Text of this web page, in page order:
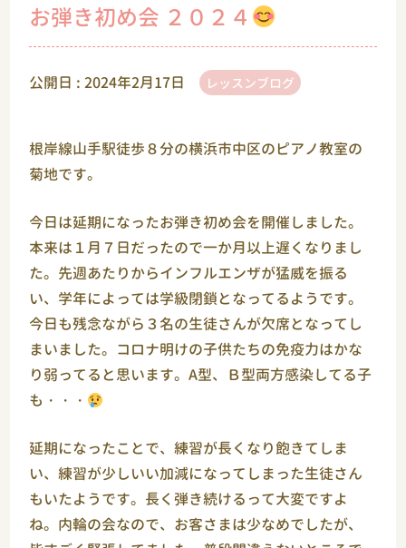
お弾き初め会 ２０２４
公開日 :2024年2月17日 レッスンブログ
根岸線山手駅徒歩８分の横浜市中区のピアノ教室の
菊地です。
今日は延期になったお弾き初め会を開催しました。
本来は１月７日だったので一か月以上遅くなりまし
た。先週あたりからインフルエンザが猛威を振る
い、学年によっては学級閉鎖となってるようです。
今日も残念ながら３名の生徒さんが欠席となってし
まいました。コロナ明けの子供たちの免疫力はかな
り弱ってると思います。A型、Ｂ型両方感染してる子
も・・・
延期になったことで、練習が長くなり飽きてしま
い、練習が少しいい加減になってしまった生徒さん
もいたようです。長く弾き続けるって大変ですよ
ね。内輪の会なので、お客さまは少なめでしたが、